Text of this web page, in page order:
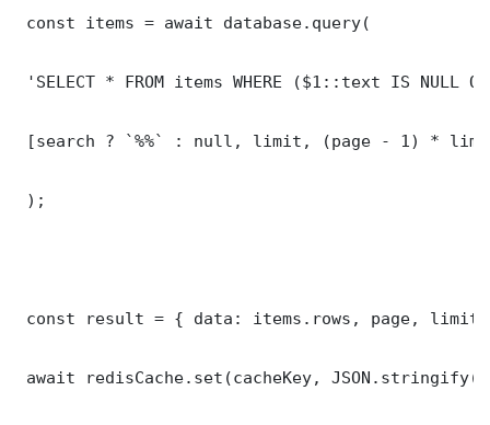
const items = await database.query(
'SELECT * FROM items WHERE ($1::text IS NULL
[search ? `%%` : null, limit, (page - 1) *
);
const result = { data: items.rows, page,
await redisCache.set(cacheKey,